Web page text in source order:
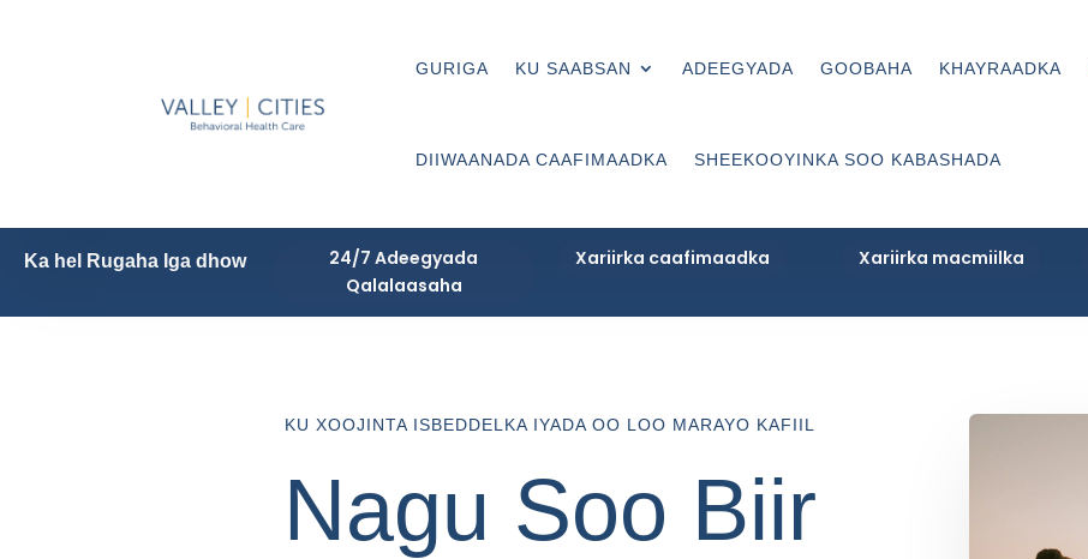
GURIGA KU SAABSAN ADEEGYADA GOOBAHA KHAYRAADKA
DIIWAANADA CAAFIMAADKA SHEEKOOYINKA SOO KABASHADA
Ka hel Rugaha Iga dhow
24/7 Adeegyada
Qalalaasaha
Xariirka caafimaadka Xariirka macmiilka
KU XOOJINTA ISBEDDELKA IYADA OO LOO MARAYO KAFIIL
Nagu Soo Biir